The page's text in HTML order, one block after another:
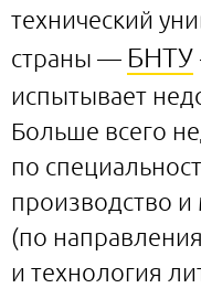
технический
страны — БНТУ
испытывает
Больше всего
по
производство
(по
и технология